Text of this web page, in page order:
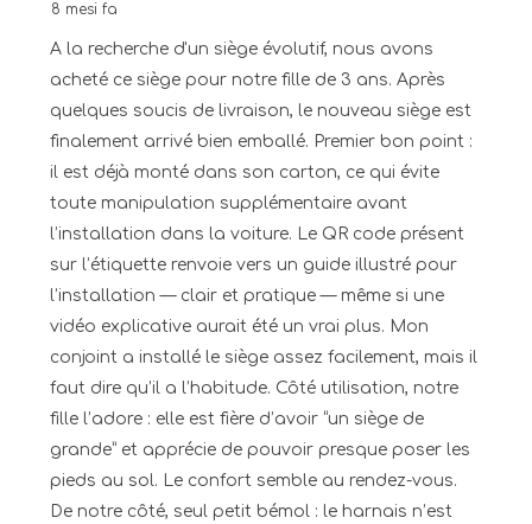
8 mesi fa
A la recherche d'un siège évolutif, nous avons
acheté ce siège pour notre fille de 3 ans. Après
quelques soucis de livraison, le nouveau siège est
finalement arrivé bien emballé. Premier bon point :
il est déjà monté dans son carton, ce qui évite
toute manipulation supplémentaire avant
l’installation dans la voiture. Le QR code présent
sur l’étiquette renvoie vers un guide illustré pour
l’installation — clair et pratique — même si une
vidéo explicative aurait été un vrai plus. Mon
conjoint a installé le siège assez facilement, mais il
faut dire qu’il a l’habitude. Côté utilisation, notre
fille l’adore : elle est fière d’avoir “un siège de
grande” et apprécie de pouvoir presque poser les
pieds au sol. Le confort semble au rendez-vous.
De notre côté, seul petit bémol : le harnais n’est